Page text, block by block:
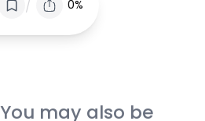
/ 0%
You may also be